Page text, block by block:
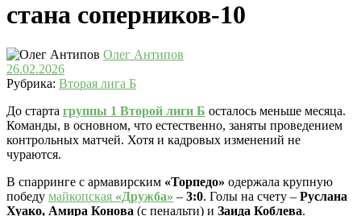
стана соперников-10
Олег Антипов
26.02.2026
Рубрика: Вторая лига Б
До старта группы 1 Второй лиги Б осталось меньше месяца.
Команды, в основном, что естественно, заняты проведением
контрольных матчей. Хотя и кадровых изменений не
чураются.
В спарринге с армавирским «Торпедо» одержала крупную
победу майкопская «Дружба» – 3:0. Голы на счету – Руслана
Хуако, Амира Конова (с пенальти) и Заида Коблева.